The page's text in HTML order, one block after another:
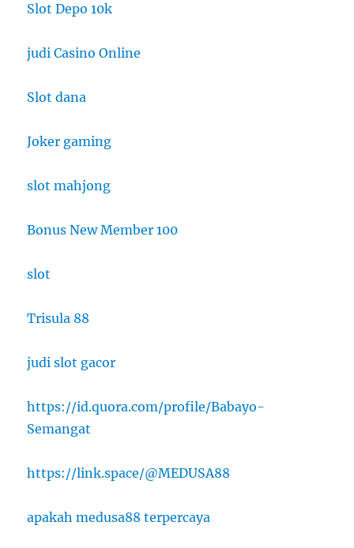
Slot Depo 10k
judi Casino Online
Slot dana
Joker gaming
slot mahjong
Bonus New Member 100
slot
Trisula 88
judi slot gacor
https://id.quora.com/profile/Babayo-
Semangat
https://link.space/@MEDUSA88
apakah medusa88 terpercaya